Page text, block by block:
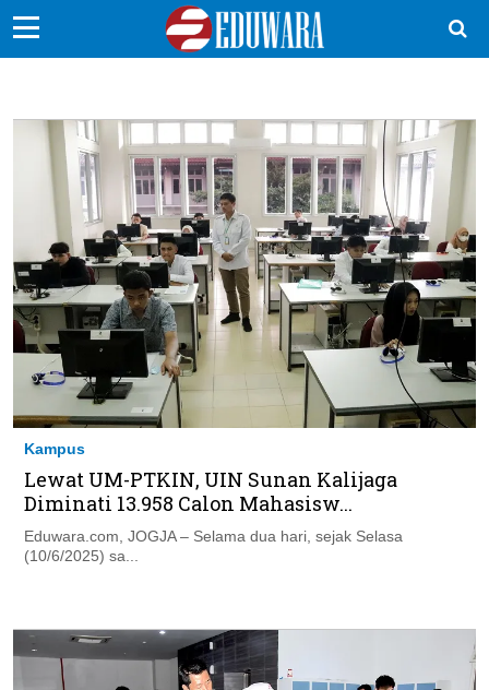
Sekolah Kita
Vokasi
Kampus
Sains
EduDana
Kampus
Lewat UM-PTKIN, UIN Sunan Kalijaga
Diminati 13.958 Calon Mahasisw...
Eduwara.com, JOGJA – Selama dua hari, sejak Selasa
(10/6/2025) sa...